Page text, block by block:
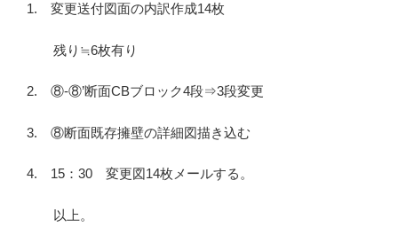
1. 変更送付図面の内訳作成14枚
残り≒6枚有り
2. ⑧-⑧’断面CBブロック4段⇒3段変更
3. ⑧断面既存擁壁の詳細図描き込む
4. 15：30 変更図14枚メールする。
以上。